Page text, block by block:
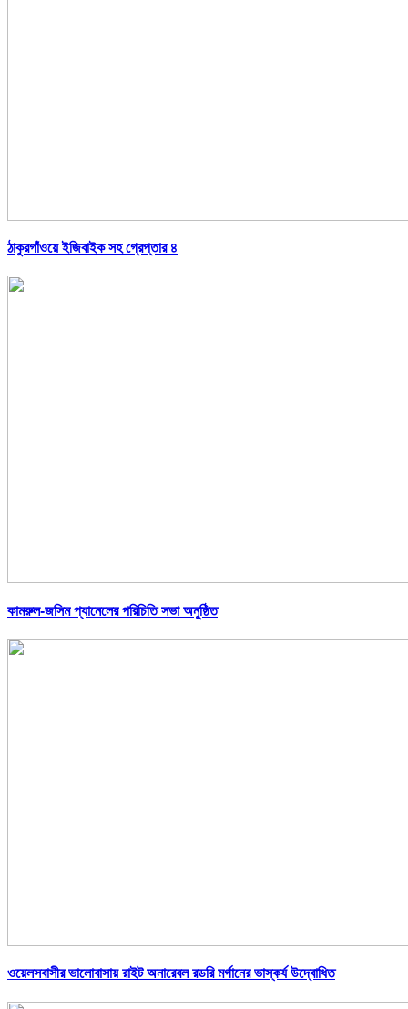
ঠাকুরগাঁওয়ে ইজিবাইক সহ গ্রেপ্তার ৪
কামরুল-জসিম প্যানেলের পরিচিতি সভা অনুষ্ঠিত
ওয়েলসবাসীর ভালোবাসায় রাইট অনারেবল রডরি মর্গানের ভাস্কর্য উদ্বোধিত